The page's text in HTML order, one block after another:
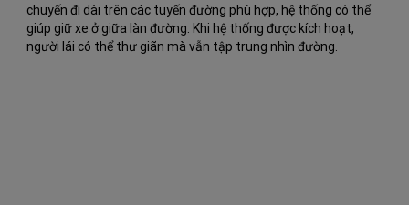
chuyến đi dài trên các tuyến đường phù hợp, hệ thống có thể
giúp giữ xe ở giữa làn đường. Khi hệ thống được kích hoạt,
người lái có thể thư giãn mà vẫn tập trung nhìn đường.